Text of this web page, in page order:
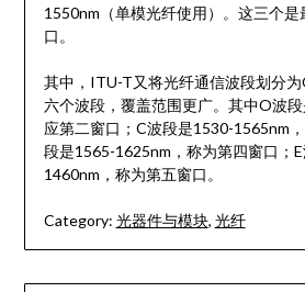
1550nm（单模光纤使用）。这三个
口。
其中，ITU-T又将光纤通信波段划分为
六个波段，覆盖范围更广。其中O波
应第二窗口；C波段是1530-1565nm
段是1565-1625nm，称为第四窗口；
1460nm，称为第五窗口。
Category: 光器件与模块, 光纤